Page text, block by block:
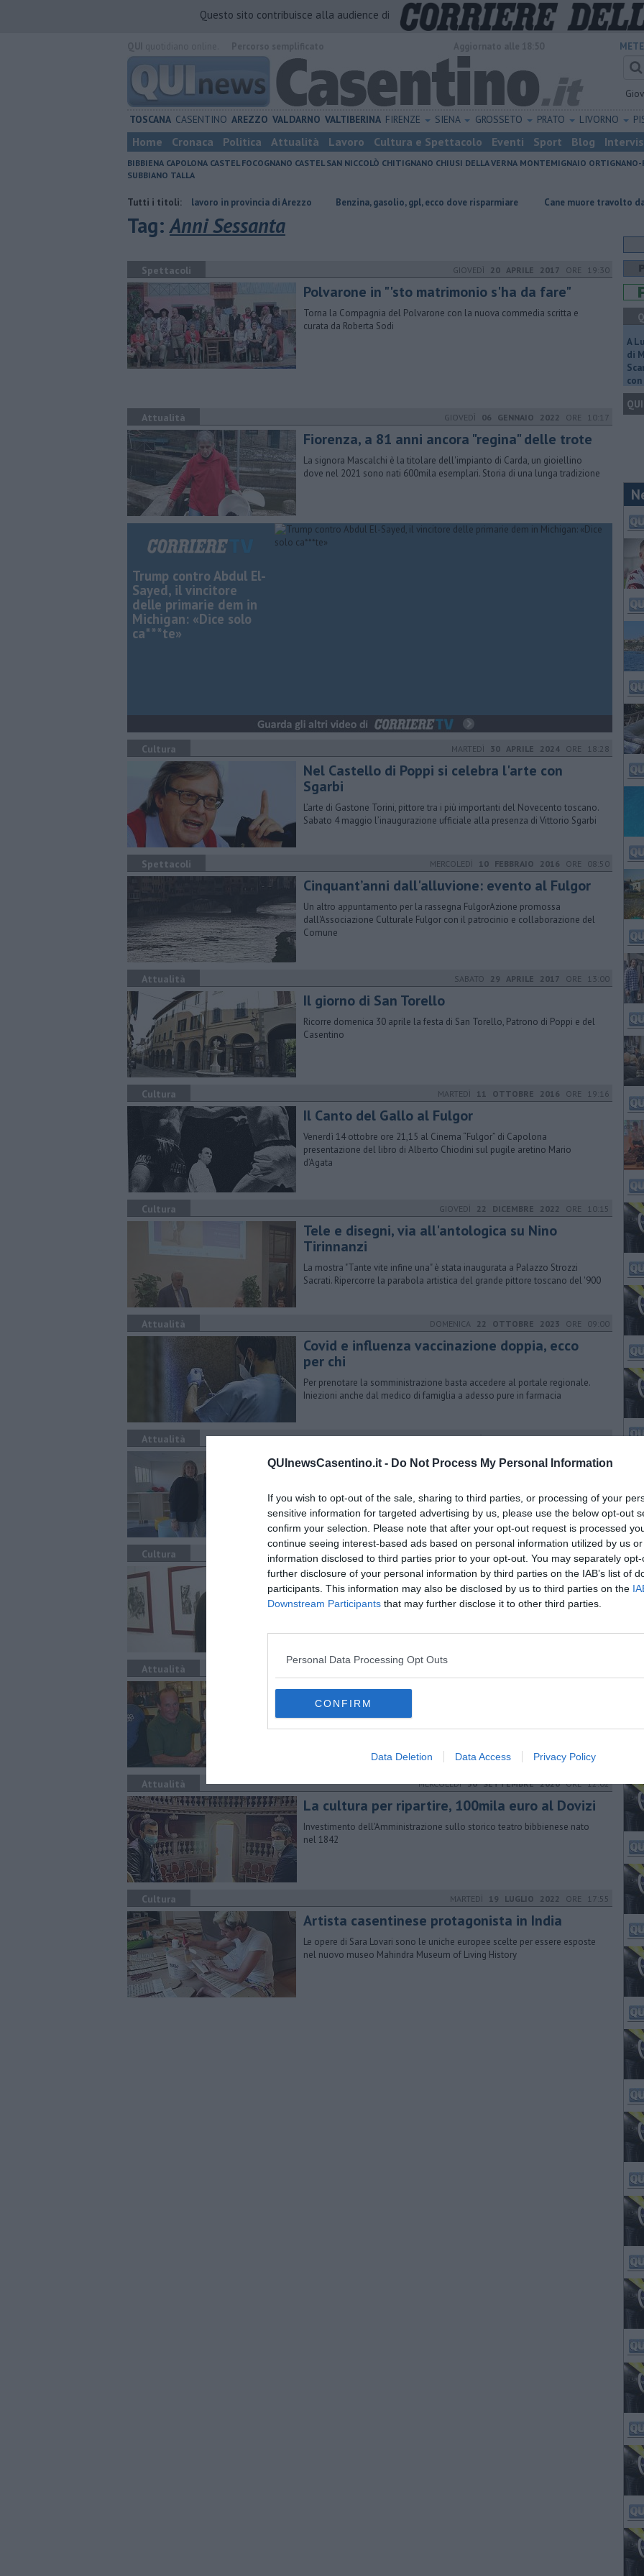
QUInewsCasentino.it - Do Not Process My Personal Information
If you wish to opt-out of the sale, sharing to third parties, or processing of your
sensitive information for targeted advertising by us, please use the below opt-out
confirm your selection. Please note that after your opt-out request is processed
continue seeing interest-based ads based on personal information utilized by us
information disclosed to third parties prior to your opt-out. You may separately
further disclosure of your personal information by third parties on the IAB’s list of
participants. This information may also be disclosed by us to third parties on the
Downstream Participants that may further disclose it to other third parties.
Personal Data Processing Opt Outs
CONFIRM
Data Deletion Data Access Privacy Policy
Questo sito contribuisce alla audience di
TOSCANA CASENTINO AREZZO VALDARNO VALTIBERINA FIRENZE SIENA GROSSETO PRATO LIVORNO
Home Cronaca Politica Attualità Lavoro Cultura e Spettacolo Eventi Sport Blog
BIBBIENA CAPOLONA CASTEL FOCOGNANO CASTEL SAN NICCOLÒ CHITIGNANO CHIUSI DELLA VERNA MONTEMIGNAIO ORTIGNANO-
SUBBIANO TALLA
Tutti i titoli:
​Tutte le offerte di lavoro in provincia di Arezzo ​Benzina, gasolio, gpl, ecco dove risparmiare Cane muore travolto da un furgone
Tag:Anni Sessanta
Spettacoli GIOVEDÌ 20 APRILE 2017 ORE 19:30
Polvarone in "'sto matrimonio s'ha da fare"
Torna la Compagnia del Polvarone con la nuova commedia scritta e
curata da Roberta Sodi
Attualità GIOVEDÌ 06 GENNAIO 2022 ORE 10:17
Fiorenza, a 81 anni ancora "regina" delle trote
La signora Mascalchi è la titolare dell'impianto di Carda, un gioiellino
dove nel 2021 sono nati 600mila esemplari. Storia di una lunga tradizione
Trump contro Abdul El-
Sayed, il vincitore
delle primarie dem in
Michigan: «Dice solo
ca***te»
Cultura MARTEDÌ 30 APRILE 2024 ORE 18:28
Nel Castello di Poppi si celebra l'arte con
Sgarbi
L’arte di Gastone Torini, pittore tra i più importanti del Novecento toscano.
Sabato 4 maggio l’inaugurazione ufficiale alla presenza di Vittorio Sgarbi
Spettacoli MERCOLEDÌ 10 FEBBRAIO 2016 ORE 08:50
Cinquant’anni dall'alluvione: evento al Fulgor
Un altro appuntamento per la rassegna FulgorAzione promossa
dall'Associazione Culturale Fulgor con il patrocinio e collaborazione del
Comune
Attualità SABATO 29 APRILE 2017 ORE 13:00
Il giorno di San Torello
Ricorre domenica 30 aprile la festa di San Torello, Patrono di Poppi e del
Casentino
Cultura MARTEDÌ 11 OTTOBRE 2016 ORE 19:16
Il Canto del Gallo al Fulgor
​Venerdì 14 ottobre ore 21,15 al Cinema “Fulgor” di Capolona
presentazione del libro di Alberto Chiodini sul pugile aretino Mario
d’Agata
Cultura GIOVEDÌ 22 DICEMBRE 2022 ORE 10:15
Tele e disegni, via all'antologica su Nino
Tirinnanzi
La mostra "Tante vite infine una" è stata inaugurata a Palazzo Strozzi
Sacrati. Ripercorre la parabola artistica del grande pittore toscano del '900
Attualità DOMENICA 22 OTTOBRE 2023 ORE 09:00
Covid e influenza vaccinazione doppia, ecco
per chi
Per prenotare la somministrazione basta accedere al portale regionale.
Iniezioni anche dal medico di famiglia a adesso pure in farmacia
Attualità VENERDÌ22 MARZO 2024ORE 11:42
Pronta la nuova scuola per l'infanzia a Soci
Intitoleremo la cittadella al compianto maestro Franco Niccolini”
Cultura MARTEDÌ 13 GIUGNO 2017 ORE 20:15
Chi dice donna… di Crepax, Di Ponio e Porcelli
Dal 17 giugno al 13 luglio 2017 ExpArt studio&gallery, in via Borghi 80,
presenta “Chi dice donna...”, tripla mostra a cura di Silvia Rossi
Attualità
Tanti VIP alla mostra di “Pasticcio”
Attualità MERCOLEDÌ30 SETTEMBRE 2020ORE 12:02
La cultura per ripartire, 100mila euro al Dovizi
Investimento dell'Amministrazione sullo storico teatro bibbienese nato
nel 1842
Cultura MARTEDÌ 19 LUGLIO 2022 ORE 17:55
Artista casentinese protagonista in India
Le opere di Sara Lovari sono le uniche europee scelte per essere esposte
nel nuovo museo Mahindra Museum of Living History
A
di
QUI